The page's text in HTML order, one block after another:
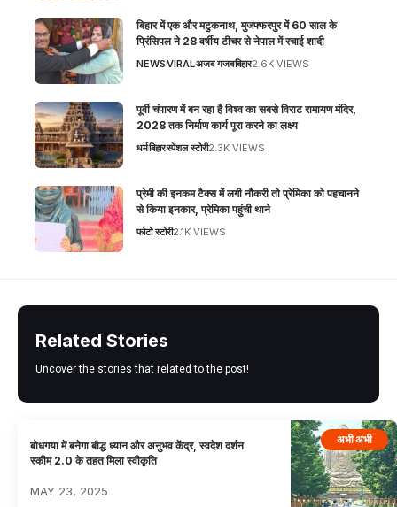
बिहार में एक और मटुकनाथ, मुजफ्फरपुर में 60 साल के
प्रिंसिपल ने 28 वर्षीय टीचर से नेपाल में रचाई शादी
NEWSVIRALअजब गजबबिहार2.6K VIEWS
पूर्वी चंपारण में बन रहा है विश्व का सबसे विराट रामायण मंदिर,
2028 तक निर्माण कार्य पूरा करने का लक्ष्य
धर्मबिहारस्पेशल स्टोरी2.3K VIEWS
प्रेमी की इनकम टैक्स में लगी नौकरी तो प्रेमिका को पहचानने
से किया इनकार, प्रेमिका पहुंची थाने
फोटो स्टोरी2.1K VIEWS
Related Stories
Uncover the stories that related to the post!
अभी अभी
बोधगया में बनेगा बौद्ध ध्यान और अनुभव केंद्र, स्वदेश दर्शन
स्कीम 2.0 के तहत मिला स्वीकृति
MAY 23, 2025